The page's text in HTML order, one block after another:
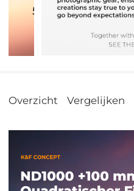
Overzicht Vergelijken